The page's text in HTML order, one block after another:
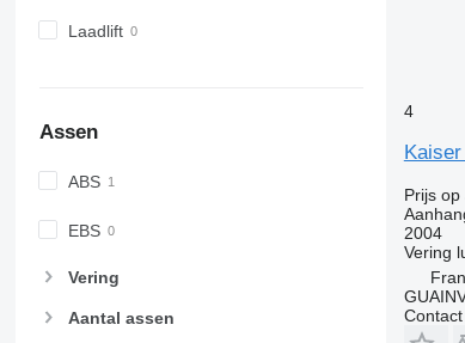
Laadlift
Assen
ABS
EBS
Vering
Aantal assen
4
Prijs
2004
Vering